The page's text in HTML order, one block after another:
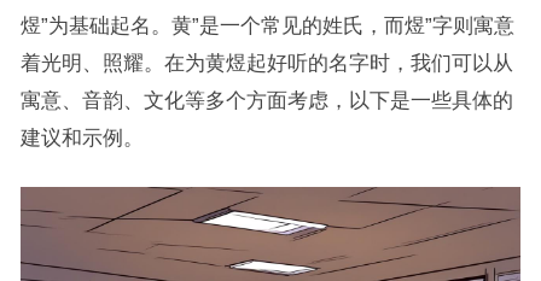
煜”为基础起名。黄”是一个常见的姓氏，而煜”字则寓意
着光明、照耀。在为黄煜起好听的名字时，我们可以从
寓意、音韵、文化等多个方面考虑，以下是一些具体的
建议和示例。